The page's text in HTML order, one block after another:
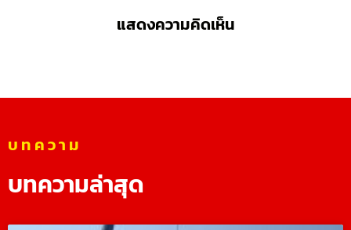
แสดงความคิดเห็น
บทความ
บทความล่าสุด